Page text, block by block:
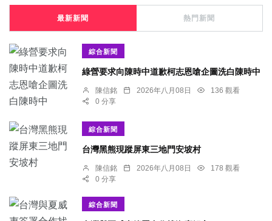
最新新聞 熱門新聞
綜合新聞
綠營要求向陳時中道歉柯志恩嗆企圖洗白陳時中
陳信銘 2026年八月08日
136 觀看
0 分享
綜合新聞
台灣黑熊現蹤屏東三地門安坡村
陳信銘 2026年八月08日
178 觀看
0 分享
綜合新聞